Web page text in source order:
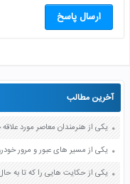
ارسال پاسخ
آخرین مطالب
یکی از مسیر های عبور و مرور